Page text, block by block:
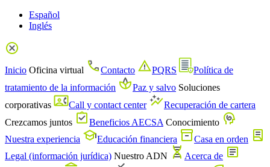
Español
Inglés
Inicio Oficina virtual Contacto PQRS
Política de
tratamiento de la información
Paz y salvo Soluciones
corporativas
Call y contact center
Recuperación de cartera
Crezcamos juntos
Beneficios AECSA Conocimiento
Nuestra experiencia
Educación financiera
Casa en orden
Legal (información jurídica) Nuestro ADN
Acerca de